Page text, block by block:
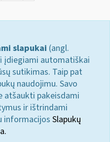
slapukai (angl.
įdiegiami automatiškai
sutikimas. Taip pat
naudojimu. Savo
atšaukti pakeisdami
ir ištrindami
informacijos Slapukų